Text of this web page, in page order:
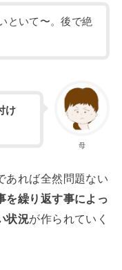
といて〜。後で絶
母
け
あれば全然問題ない
を繰り返す事によっ
状況が作られていく